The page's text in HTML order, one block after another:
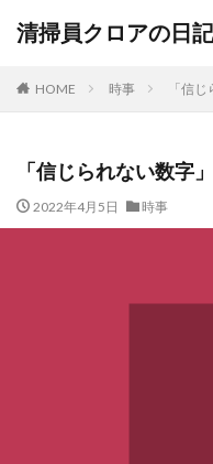
清掃員クロアの日記
HOME 時事 「信
「信じられない数字
2022年4月5日 時事